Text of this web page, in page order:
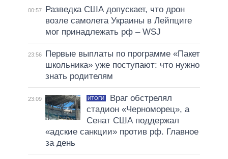
00:57
Разведка США допускает, что дрон
возле самолета Украины в Лейпциге
мог принадлежать рф – WSJ
23:56
Первые выплаты по программе «Пакет
школьника» уже поступают: что нужно
знать родителям
23:09 ИТОГИ
Враг обстрелял
стадион «Черноморец», а
Сенат США поддержал
«адские санкции» против рф. Главное
за день